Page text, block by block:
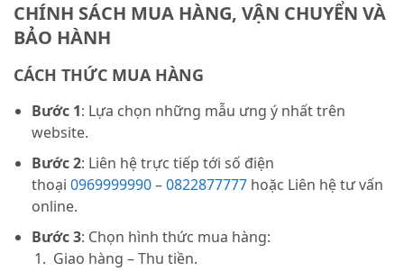
CHÍNH SÁCH MUA HÀNG, VẬN CHUYỂN VÀ
BẢO HÀNH
CÁCH THỨC MUA HÀNG
Bước 1: Lựa chọn những mẫu ưng ý nhất trên
website.
Bước 2: Liên hệ trực tiếp tới số điện
thoại 0969999990–0822877777 hoặc Liên hệ tư vấn
online.
Bước 3: Chọn hình thức mua hàng:
Giao hàng – Thu tiền.